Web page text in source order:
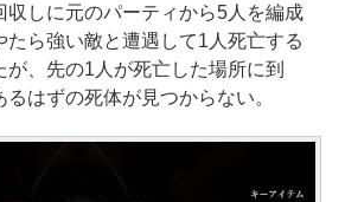
しに元のパーティから5人を編成
たら強い敵と遭遇して1人死亡する
、先の1人が死亡した場所に到
はずの死体が見つからない。